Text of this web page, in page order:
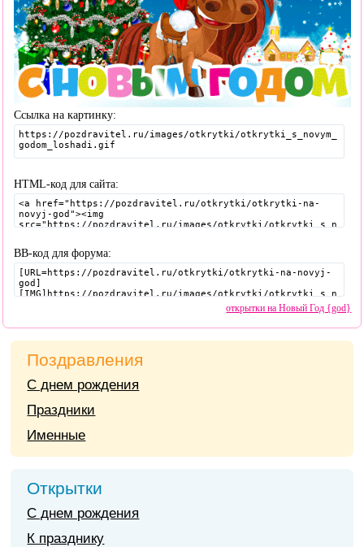
Ссылка на картинку:
HTML-код для сайта:
BB-код для форума:
открытки на Новый Год {god}
Поздравления
С днем рождения
Праздники
Именные
Открытки
С днем рождения
К празднику